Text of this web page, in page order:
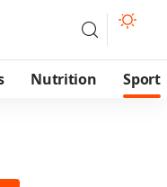
Nutrition Sport